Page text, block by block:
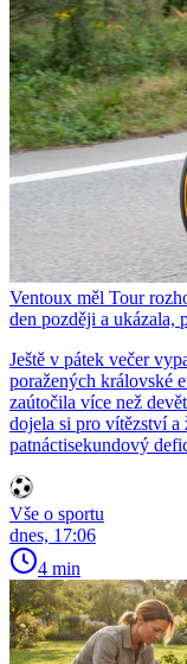
Ventoux měl Tour
den později a ukázala,
Ještě v pátek večer
poražených královské
zaútočila více než
dojela si pro vítězství a
patnáctisekundový
Vše o sportu
dnes, 17:06
4 min